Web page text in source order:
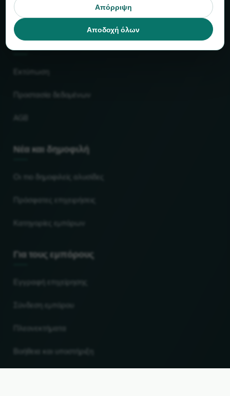
Συνεργάτες
Νομικό
Εκτύπωση
Προστασία δεδομένων
Νέα και δημοφιλή
Οι πιο δημοφιλείς αλυσίδες
Πρόσφατες επιχειρήσεις
Κατηγορίες εμπόρων
Για τους εμπόρους
Εγγραφή επιχείρησης
Πλεονεκτήματα
Βοήθεια και υποστήριξη
Απόρριψη
Αποδοχή όλων